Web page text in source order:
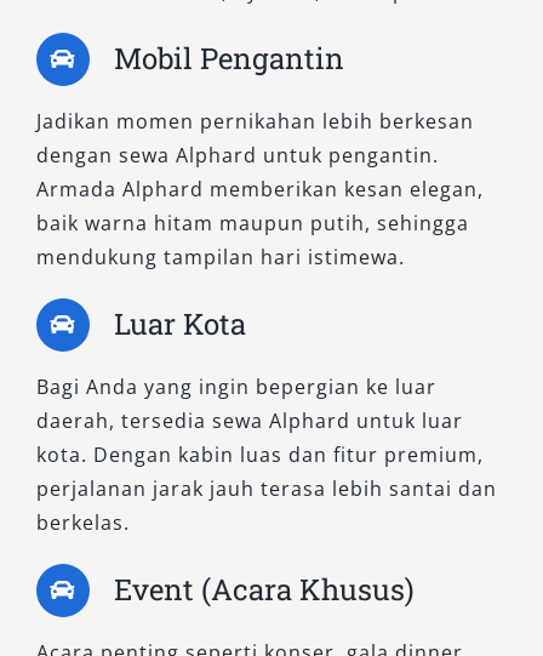
warna Alphard hitam dan putih, siap digunakan
secara lepas kunci maupun dengan sopir
profesional. Jangan ragu memilih layanan kami
untuk mendapatkanrental Alphard terbaik
dengan harga sewa Alphard yang sepadan
dengan kualitas. Hubungi kami sekarang dan
nikmati pengalaman perjalanan dengan
kenyamanan Alphard yang tiada tanding.
Mobil Pengantin
Jadikan momen pernikahan lebih berkesan
dengan sewa Alphard untuk pengantin.
Armada Alphard memberikan kesan elegan,
baik warna hitam maupun putih, sehingga
mendukung tampilan hari istimewa.
Luar Kota
Bagi Anda yang ingin bepergian ke luar
daerah, tersedia sewa Alphard untuk luar
kota. Dengan kabin luas dan fitur premium,
perjalanan jarak jauh terasa lebih santai dan
berkelas.
Event (Acara Khusus)